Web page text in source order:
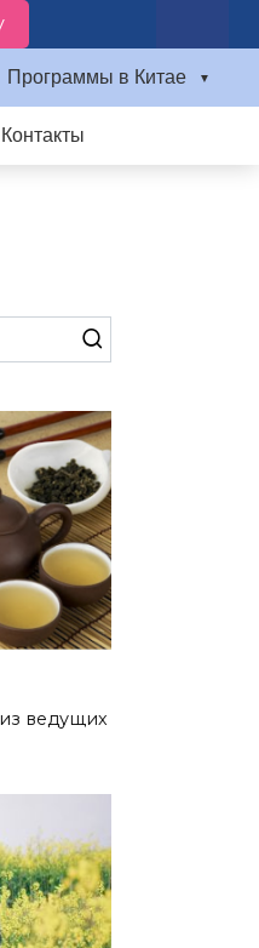
Программы в Китае
Контакты
ведущих